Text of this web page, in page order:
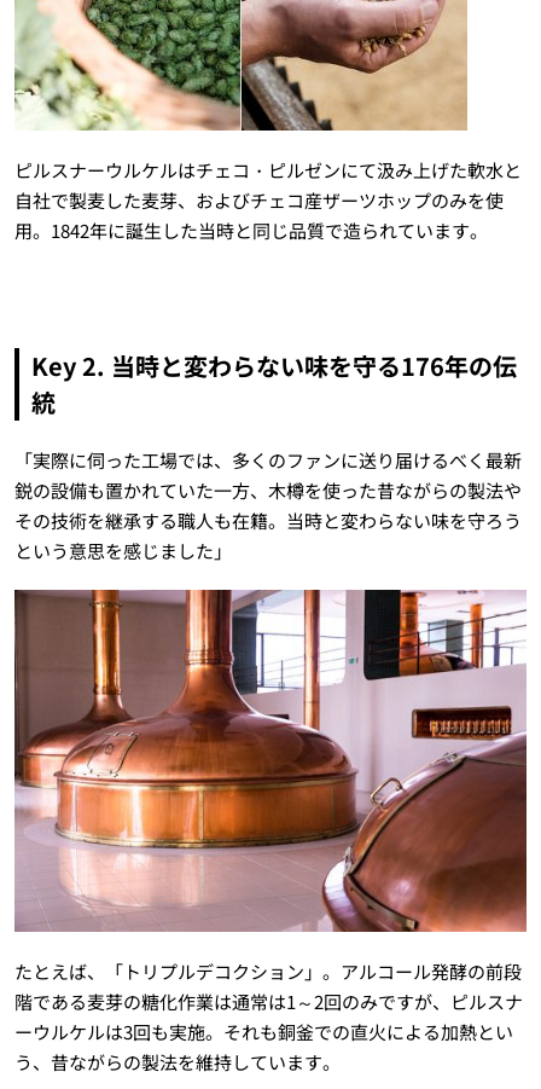
ピルスナーウルケルはチェコ・ピルゼンにて汲み上げた軟水と
自社で製麦した麦芽、およびチェコ産ザーツホップのみを使
用。1842年に誕生した当時と同じ品質で造られています。
Key 2. 当時と変わらない味を守る176年の伝
統
「実際に伺った工場では、多くのファンに送り届けるべく最新
鋭の設備も置かれていた一方、木樽を使った昔ながらの製法や
その技術を継承する職人も在籍。当時と変わらない味を守ろう
という意思を感じました」
たとえば、「トリプルデコクション」。アルコール発酵の前段
階である麦芽の糖化作業は通常は1～2回のみですが、ピルスナ
ーウルケルは3回も実施。それも銅釜での直火による加熱とい
う、昔ながらの製法を維持しています。